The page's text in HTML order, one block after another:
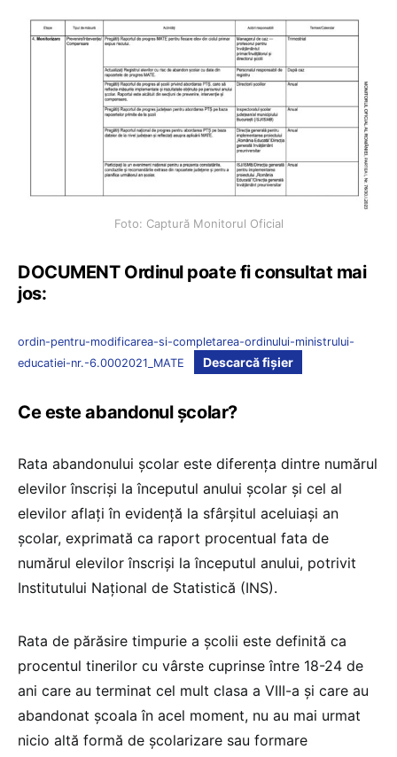
Foto: Captură Monitorul Oficial
DOCUMENT Ordinul poate fi consultat mai
jos:
ordin-pentru-modificarea-si-completarea-ordinului-ministrului-
educatiei-nr.-6.0002021_MATE
Descarcă fișier
Ce este abandonul școlar?
Rata abandonului școlar este diferența dintre numărul
elevilor înscriși la începutul anului școlar și cel al
elevilor aflați în evidență la sfârșitul aceluiași an
școlar, exprimată ca raport procentual fata de
numărul elevilor înscriși la începutul anului, potrivit
Institutului Național de Statistică (INS).
Rata de părăsire timpurie a școlii este definită ca
procentul tinerilor cu vârste cuprinse între 18-24 de
ani care au terminat cel mult clasa a VIII-a și care au
abandonat școala în acel moment, nu au mai urmat
nicio altă formă de școlarizare sau formare